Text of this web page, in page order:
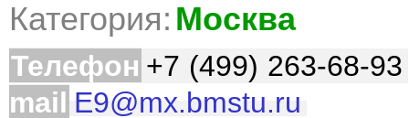
Категория: Москва
Телефон +7 (499) 263-68-93
mail E9@mx.bmstu.ru